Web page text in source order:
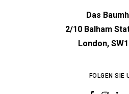
Das
2/10 Balham
London,
FOLGEN SIE